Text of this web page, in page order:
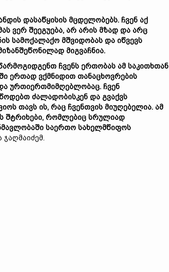
დასაწყისის მცდელობებს. ჩვენ აქ
ვერ შეეგუება, არ არის მზად და არც
სამოქალაქო მშვიდობას და იწვევს
მიგვაჩნია.
ჩვენს ერთობას ამ საკითხთან
ერთად ვქმნიდით თანაცხოვრების
ურთიერთმიმღებლობაც. ჩვენ
ძალადობისკენ და გვაქვს
თავს ის, რაც ჩვენთვის მიუღებელია. ამ
შტრიხები, რომლებიც სრულიად
საერთო სახელმწიფოს
ჯაღმაიძემ.